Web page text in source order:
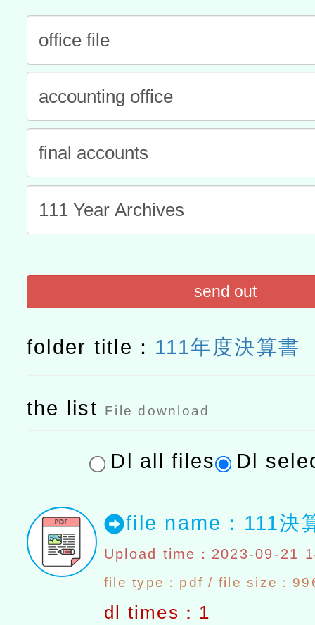
進學校輔導計畫師資專業
民族教育政策研討會「原
轉知教育部國民及學前教
研習實施計畫－夢的N次
北場」計畫
函轉國立臺灣師範大學辦
臺北學習中心115年度第2
班」招生簡章及EDM
轉知有關國立成功大學辦
共融平台-教案暨教學示範
章
教育部國民及學前教育署
COVID-19疫苗接種計畫
擴大為「滿6個月以上尚未
措施，延長至115年9月28
send out
folder title： 111年度決算書
the list File download
Dl all files Dl
file name：111決
Upload time：2023-09-21
file type：pdf / file size：
dl times：1